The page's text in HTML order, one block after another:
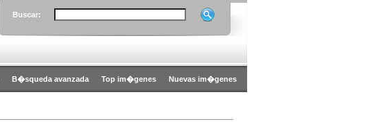
Buscar:
B�squeda avanzada Top im�genes Nuevas im�genes